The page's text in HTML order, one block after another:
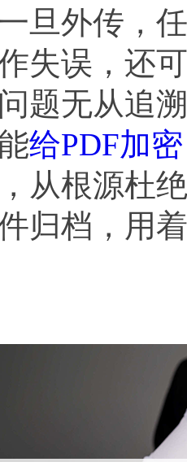
旦外传，
失误，还
题无从追
给PDF加密
从根源杜
归档，用